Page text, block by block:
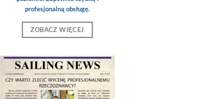
profesjonalną obsługę.
ZOBACZ WIĘCEJ